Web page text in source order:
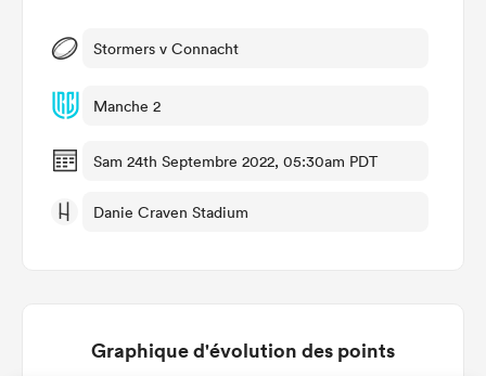
Stormers v Connacht
Manche 2
Sam 24th Septembre 2022, 05:30am PDT
Danie Craven Stadium
Graphique d'évolution des points